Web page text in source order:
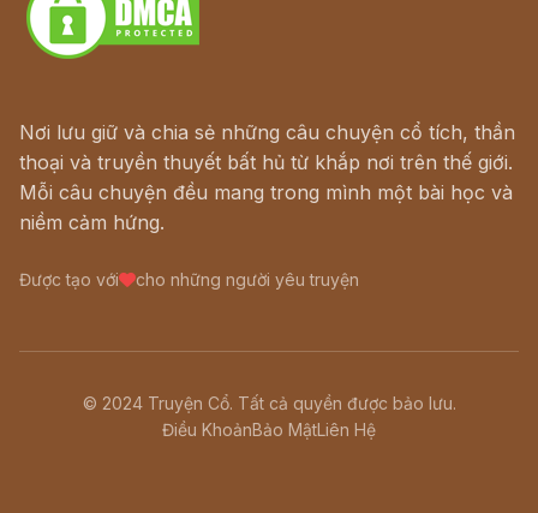
Nơi lưu giữ và chia sẻ những câu chuyện cổ tích, thần
thoại và truyền thuyết bất hủ từ khắp nơi trên thế giới.
Mỗi câu chuyện đều mang trong mình một bài học và
niềm cảm hứng.
Được tạo với cho những người yêu truyện
© 2024 Truyện Cổ. Tất cả quyền được bảo lưu.
Điều KhoảnBảo MậtLiên Hệ